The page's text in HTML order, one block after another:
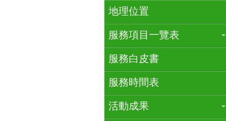
地理位置
服務項目一覽表
服務白皮書
服務時間表
活動成果